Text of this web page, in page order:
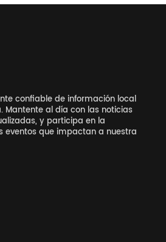
confiable de información local
Mantente al día con las noticias
y participa en la
eventos que impactan a nuestra